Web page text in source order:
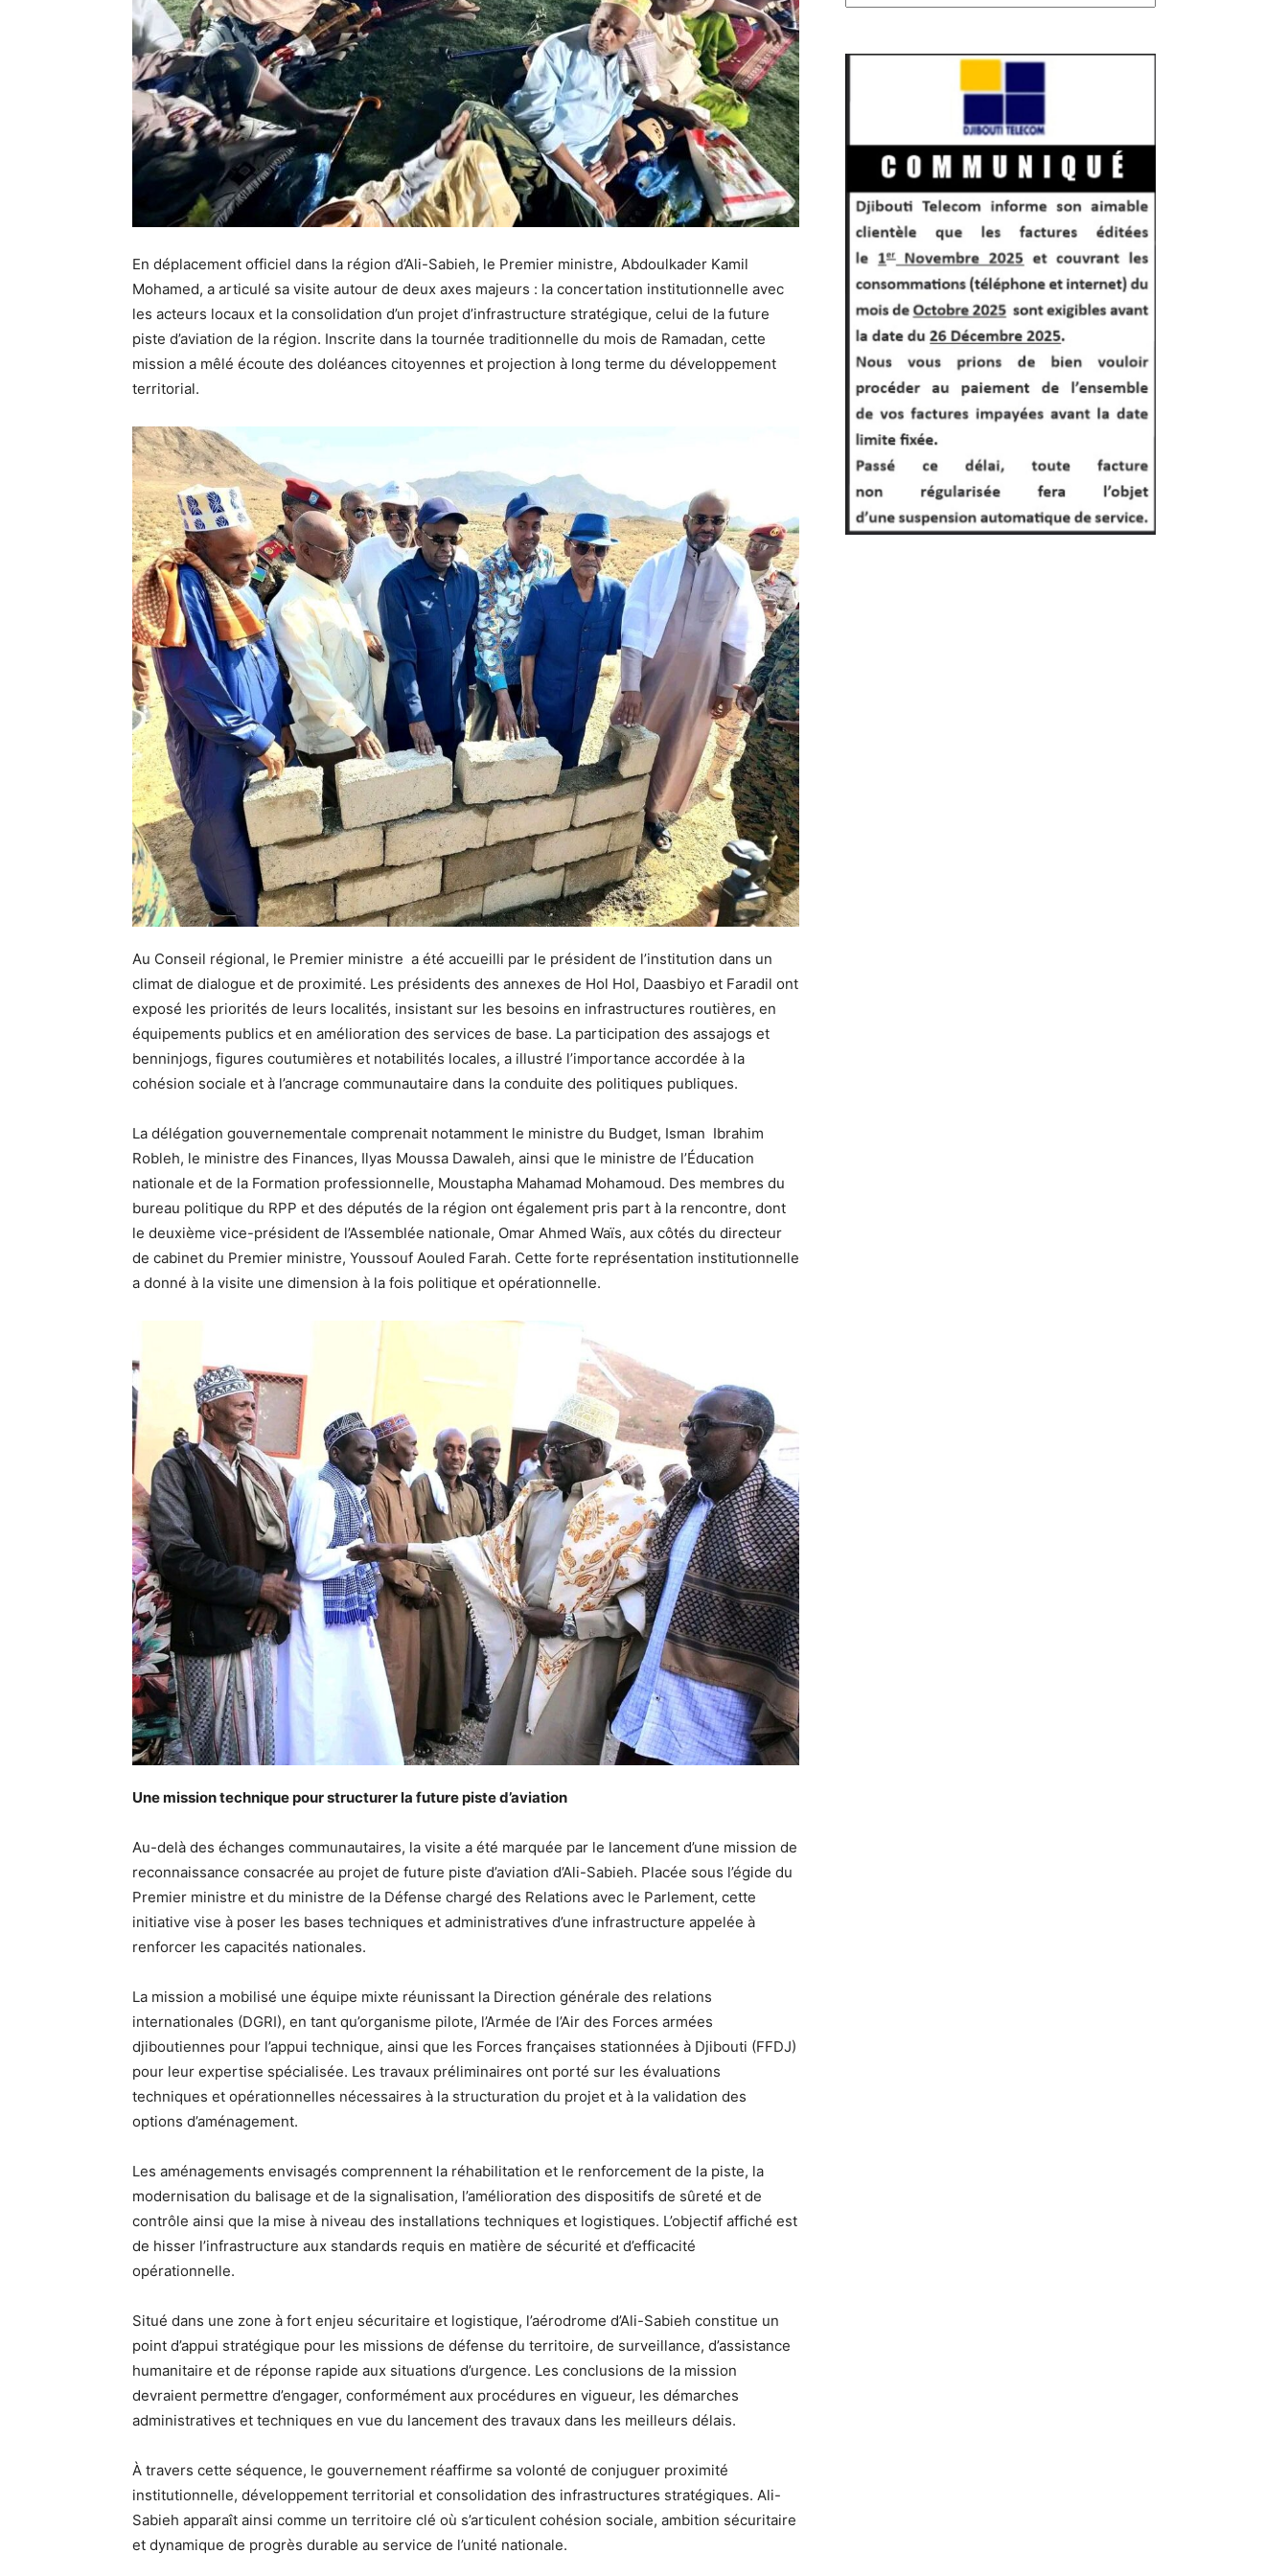
En déplacement officiel dans la région d’Ali-Sabieh, le Premier ministre, Abdoulkader Kamil
Mohamed, a articulé sa visite autour de deux axes majeurs : la concertation institutionnelle avec
les acteurs locaux et la consolidation d’un projet d’infrastructure stratégique, celui de la future
piste d’aviation de la région. Inscrite dans la tournée traditionnelle du mois de Ramadan, cette
mission a mêlé écoute des doléances citoyennes et projection à long terme du développement
territorial.
Au Conseil régional, le Premier ministre a été accueilli par le président de l’institution dans un
climat de dialogue et de proximité. Les présidents des annexes de Hol Hol, Daasbiyo et Faradil ont
exposé les priorités de leurs localités, insistant sur les besoins en infrastructures routières, en
équipements publics et en amélioration des services de base. La participation des assajogs et
benninjogs, figures coutumières et notabilités locales, a illustré l’importance accordée à la
cohésion sociale et à l’ancrage communautaire dans la conduite des politiques publiques.
La délégation gouvernementale comprenait notamment le ministre du Budget, Isman Ibrahim
Robleh, le ministre des Finances, Ilyas Moussa Dawaleh, ainsi que le ministre de l’Éducation
nationale et de la Formation professionnelle, Moustapha Mahamad Mohamoud. Des membres du
bureau politique du RPP et des députés de la région ont également pris part à la rencontre, dont
le deuxième vice-président de l’Assemblée nationale, Omar Ahmed Waïs, aux côtés du directeur
de cabinet du Premier ministre, Youssouf Aouled Farah. Cette forte représentation institutionnelle
a donné à la visite une dimension à la fois politique et opérationnelle.
Une mission technique pour structurer la future piste d’aviation
Au-delà des échanges communautaires, la visite a été marquée par le lancement d’une mission de
reconnaissance consacrée au projet de future piste d’aviation d’Ali-Sabieh. Placée sous l’égide du
Premier ministre et du ministre de la Défense chargé des Relations avec le Parlement, cette
initiative vise à poser les bases techniques et administratives d’une infrastructure appelée à
renforcer les capacités nationales.
La mission a mobilisé une équipe mixte réunissant la Direction générale des relations
internationales (DGRI), en tant qu’organisme pilote, l’Armée de l’Air des Forces armées
djiboutiennes pour l’appui technique, ainsi que les Forces françaises stationnées à Djibouti (FFDJ)
pour leur expertise spécialisée. Les travaux préliminaires ont porté sur les évaluations
techniques et opérationnelles nécessaires à la structuration du projet et à la validation des
options d’aménagement.
Les aménagements envisagés comprennent la réhabilitation et le renforcement de la piste, la
modernisation du balisage et de la signalisation, l’amélioration des dispositifs de sûreté et de
contrôle ainsi que la mise à niveau des installations techniques et logistiques. L’objectif affiché est
de hisser l’infrastructure aux standards requis en matière de sécurité et d’efficacité
opérationnelle.
Situé dans une zone à fort enjeu sécuritaire et logistique, l’aérodrome d’Ali-Sabieh constitue un
point d’appui stratégique pour les missions de défense du territoire, de surveillance, d’assistance
humanitaire et de réponse rapide aux situations d’urgence. Les conclusions de la mission
devraient permettre d’engager, conformément aux procédures en vigueur, les démarches
administratives et techniques en vue du lancement des travaux dans les meilleurs délais.
À travers cette séquence, le gouvernement réaffirme sa volonté de conjuguer proximité
institutionnelle, développement territorial et consolidation des infrastructures stratégiques. Ali-
Sabieh apparaît ainsi comme un territoire clé où s’articulent cohésion sociale, ambition sécuritaire
et dynamique de progrès durable au service de l’unité nationale.